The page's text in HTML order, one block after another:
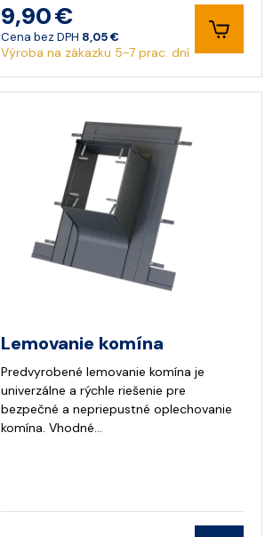
9,90 €
Cena bez DPH 8,05 €
Výroba na zákazku 5-7 prac. dní
Lemovanie komína
Predvyrobené lemovanie komína je
univerzálne a rýchle riešenie pre
bezpečné a nepriepustné oplechovanie
komína. Vhodné…